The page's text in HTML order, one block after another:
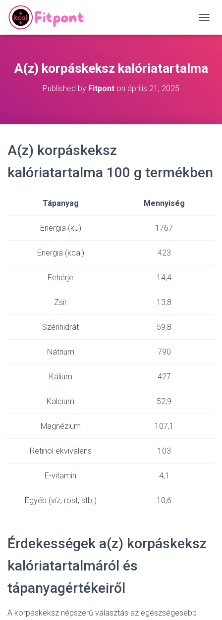
O
E
A(z) korpáskeksz kalóriatartalma
Published by Fitpont on április 21, 2025
A(z) korpáskeksz
kalóriatartalma 100 g termékben
Tápanyag Mennyiség
Energia (kJ) 1767
Energia (kcal) 423
Fehérje 14,4
Zsír 13,8
Szénhidrát 59,8
Nátrium 790
Kálium 427
Kalcium 52,9
Magnézium 107,1
Retinol ekvivalens 103
E-vitamin 4,1
Egyéb (víz, rost, stb.) 10,6
Érdekességek a(z) korpáskeksz
kalóriatartalmáról és
tápanyagértékeiről
A korpáskeksz népszerű választás az egészségesebb